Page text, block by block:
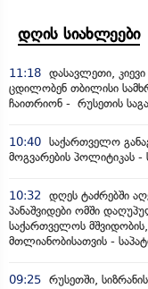
დღის სიახლეები
11:18 დასავლეთი,
ცდილობენ თბილისი
ჩაითრიონ - რუსეთის
10:40 საქართველო
მოგვარების პოლიტიკას -
10:32 დღეს ტაძრებში
პანაშვიდები ომში
საქართველოს
მთლიანობისათვის -
09:25 რუსეთში,